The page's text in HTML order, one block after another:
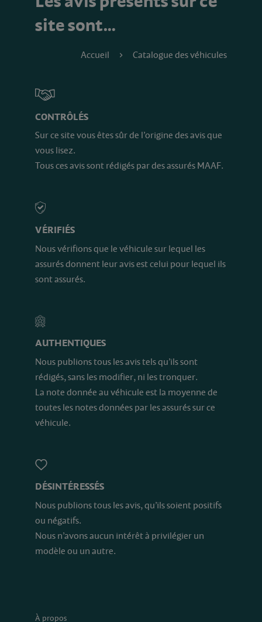
site sont…
Accueil Catalogue des véhicules
CONTRÔLÉS
Sur ce site vous êtes sûr de l’origine des avis que
vous lisez.
Tous ces avis sont rédigés par des assurés MAAF.
VÉRIFIÉS
Nous vérifions que le véhicule sur lequel les
assurés donnent leur avis est celui pour lequel ils
sont assurés.
AUTHENTIQUES
Nous publions tous les avis tels qu’ils sont
rédigés, sans les modifier, ni les tronquer.
La note donnée au véhicule est la moyenne de
toutes les notes données par les assurés sur ce
véhicule.
DÉSINTÉRESSÉS
Nous publions tous les avis, qu’ils soient positifs
ou négatifs.
Nous n’avons aucun intérêt à privilégier un
modèle ou un autre.
À propos